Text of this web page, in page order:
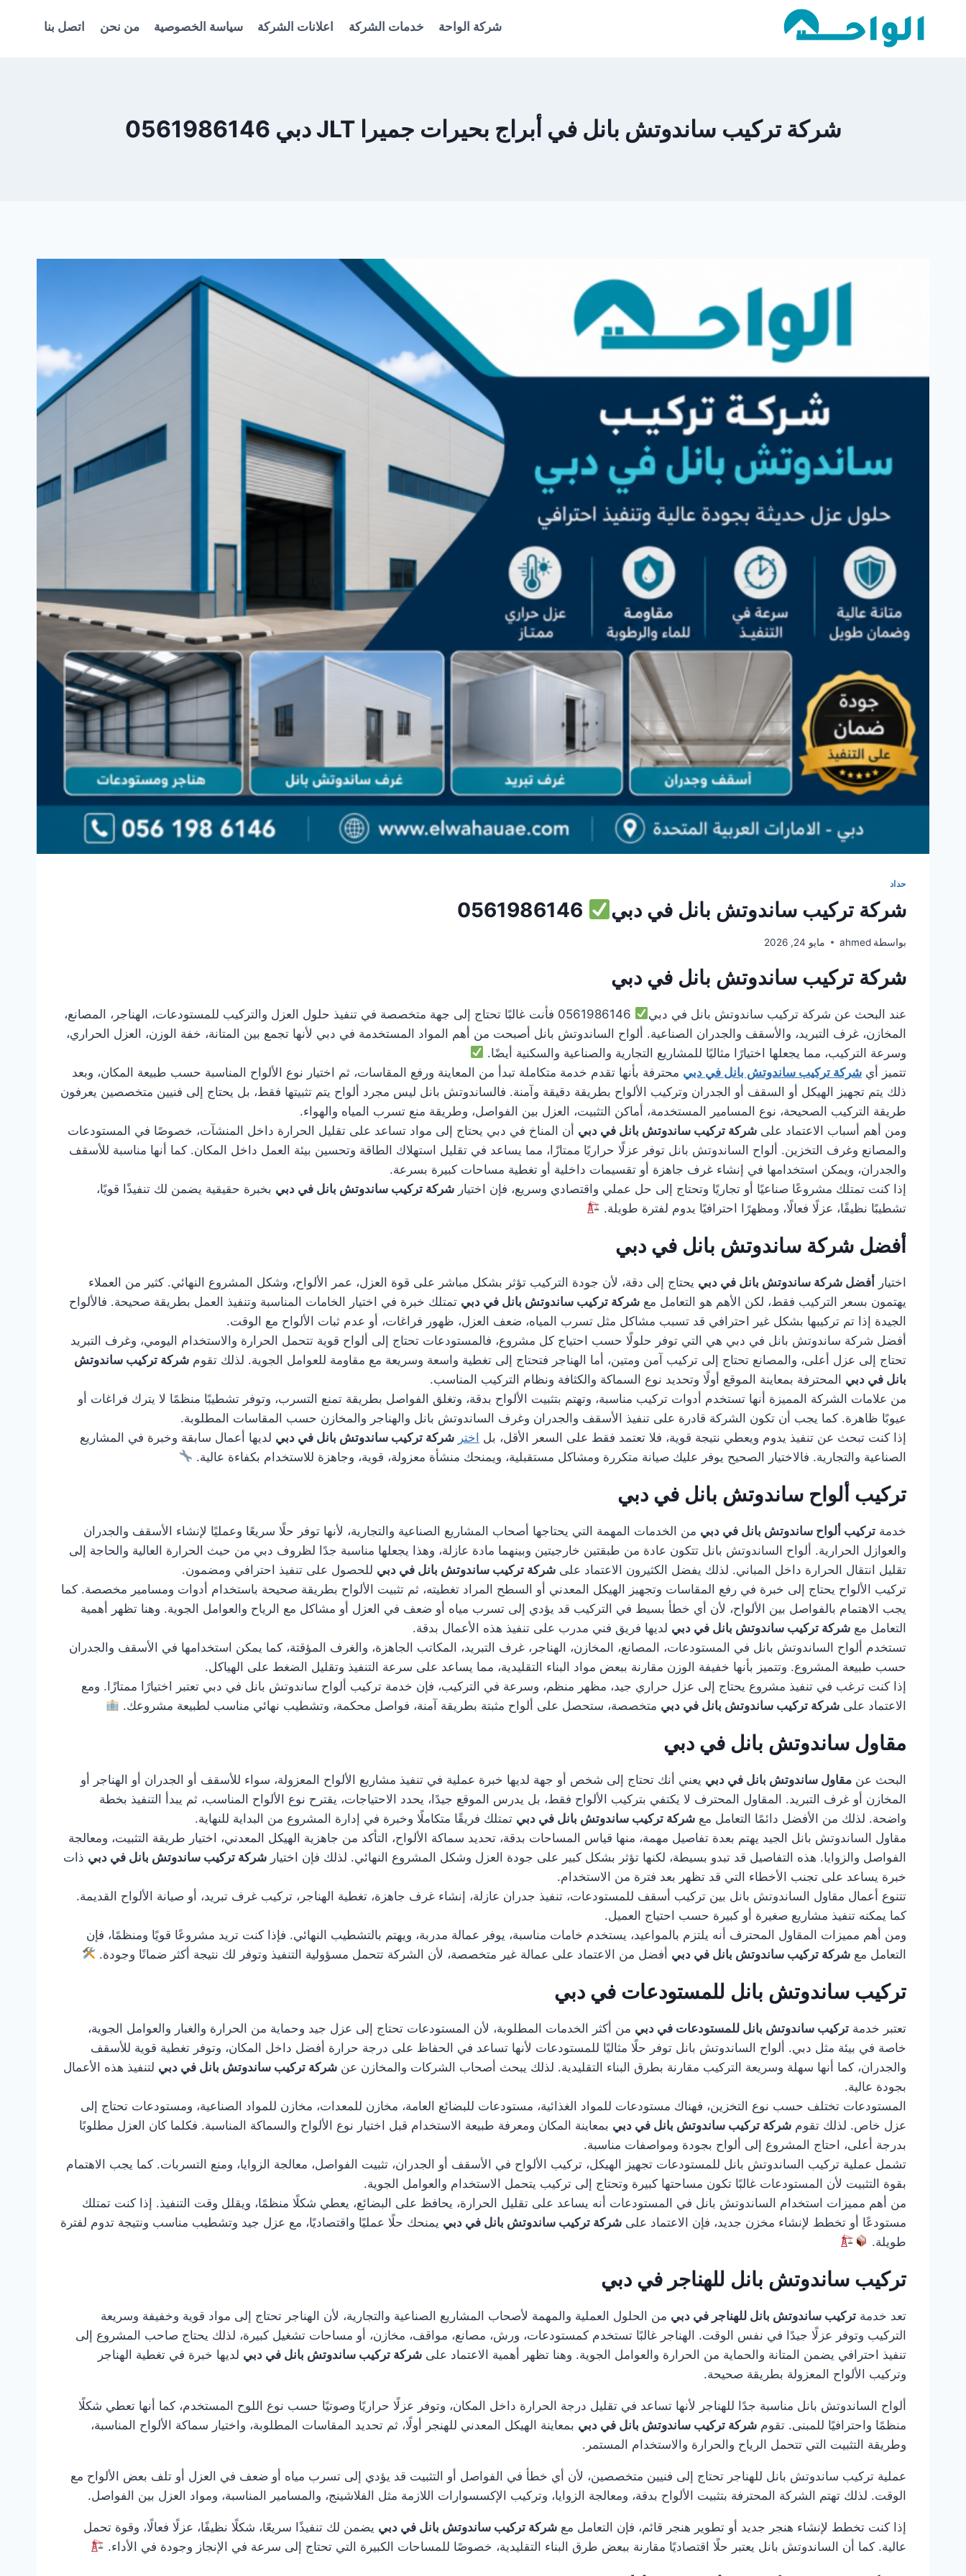
شركة الواحة خدمات الشركة اعلانات الشركة سياسة الخصوصية من نحن اتصل بنا
شركة تركيب ساندوتش بانل في أبراج بحيرات جميرا JLT دبي 0561986146
حداد
شركة تركيب ساندوتش بانل في دبي
بواسطة ahmed مايو 24, 2026
شركة تركيب ساندوتش بانل في دبي
عند البحث عن شركة تركيب ساندوتش بانل في دبي
0561986146 فأنت غالبًا تحتاج إلى جهة متخصصة في تنفيذ حلول العزل والتركيب للمستودعات، الهناجر، المصانع،
المخازن، غرف التبريد، والأسقف والجدران الصناعية. ألواح الساندوتش بانل أصبحت من أهم المواد المستخدمة في دبي لأنها تجمع بين المتانة، خفة الوزن، العزل الحراري،
وسرعة التركيب، مما يجعلها اختيارًا مثاليًا للمشاريع التجارية والصناعية والسكنية أيضًا.
تتميز أي شركة تركيب ساندوتش بانل في دبي محترفة بأنها تقدم خدمة متكاملة تبدأ من المعاينة ورفع المقاسات، ثم اختيار نوع الألواح المناسبة حسب طبيعة المكان، وبعد
ذلك يتم تجهيز الهيكل أو السقف أو الجدران وتركيب الألواح بطريقة دقيقة وآمنة. فالساندوتش بانل ليس مجرد ألواح يتم تثبيتها فقط، بل يحتاج إلى فنيين متخصصين يعرفون
طريقة التركيب الصحيحة، نوع المسامير المستخدمة، أماكن التثبيت، العزل بين الفواصل، وطريقة منع تسرب المياه والهواء.
ومن أهم أسباب الاعتماد على شركة تركيب ساندوتش بانل في دبي أن المناخ في دبي يحتاج إلى مواد تساعد على تقليل الحرارة داخل المنشآت، خصوصًا في المستودعات
والمصانع وغرف التخزين. ألواح الساندوتش بانل توفر عزلًا حراريًا ممتازًا، مما يساعد في تقليل استهلاك الطاقة وتحسين بيئة العمل داخل المكان. كما أنها مناسبة للأسقف
والجدران، ويمكن استخدامها في إنشاء غرف جاهزة أو تقسيمات داخلية أو تغطية مساحات كبيرة بسرعة.
إذا كنت تمتلك مشروعًا صناعيًا أو تجاريًا وتحتاج إلى حل عملي واقتصادي وسريع، فإن اختيار شركة تركيب ساندوتش بانل في دبي بخبرة حقيقية يضمن لك تنفيذًا قويًا،
تشطيبًا نظيفًا، عزلًا فعالًا، ومظهرًا احترافيًا يدوم لفترة طويلة.
أفضل شركة ساندوتش بانل في دبي
اختيار أفضل شركة ساندوتش بانل في دبي يحتاج إلى دقة، لأن جودة التركيب تؤثر بشكل مباشر على قوة العزل، عمر الألواح، وشكل المشروع النهائي. كثير من العملاء
يهتمون بسعر التركيب فقط، لكن الأهم هو التعامل مع شركة تركيب ساندوتش بانل في دبي تمتلك خبرة في اختيار الخامات المناسبة وتنفيذ العمل بطريقة صحيحة. فالألواح
الجيدة إذا تم تركيبها بشكل غير احترافي قد تسبب مشاكل مثل تسرب المياه، ضعف العزل، ظهور فراغات، أو عدم ثبات الألواح مع الوقت.
أفضل شركة ساندوتش بانل في دبي هي التي توفر حلولًا حسب احتياج كل مشروع، فالمستودعات تحتاج إلى ألواح قوية تتحمل الحرارة والاستخدام اليومي، وغرف التبريد
تحتاج إلى عزل أعلى، والمصانع تحتاج إلى تركيب آمن ومتين، أما الهناجر فتحتاج إلى تغطية واسعة وسريعة مع مقاومة للعوامل الجوية. لذلك تقوم شركة تركيب ساندوتش
بانل في دبي المحترفة بمعاينة الموقع أولًا وتحديد نوع السماكة والكثافة ونظام التركيب المناسب.
من علامات الشركة المميزة أنها تستخدم أدوات تركيب مناسبة، وتهتم بتثبيت الألواح بدقة، وتغلق الفواصل بطريقة تمنع التسرب، وتوفر تشطيبًا منظمًا لا يترك فراغات أو
عيوبًا ظاهرة. كما يجب أن تكون الشركة قادرة على تنفيذ الأسقف والجدران وغرف الساندوتش بانل والهناجر والمخازن حسب المقاسات المطلوبة.
إذا كنت تبحث عن تنفيذ يدوم ويعطي نتيجة قوية، فلا تعتمد فقط على السعر الأقل، بل اختر شركة تركيب ساندوتش بانل في دبي لديها أعمال سابقة وخبرة في المشاريع
الصناعية والتجارية. فالاختيار الصحيح يوفر عليك صيانة متكررة ومشاكل مستقبلية، ويمنحك منشأة معزولة، قوية، وجاهزة للاستخدام بكفاءة عالية.
تركيب ألواح ساندوتش بانل في دبي
خدمة تركيب ألواح ساندوتش بانل في دبي من الخدمات المهمة التي يحتاجها أصحاب المشاريع الصناعية والتجارية، لأنها توفر حلًا سريعًا وعمليًا لإنشاء الأسقف والجدران
والعوازل الحرارية. ألواح الساندوتش بانل تتكون عادة من طبقتين خارجيتين وبينهما مادة عازلة، وهذا يجعلها مناسبة جدًا لظروف دبي من حيث الحرارة العالية والحاجة إلى
تقليل انتقال الحرارة داخل المباني. لذلك يفضل الكثيرون الاعتماد على شركة تركيب ساندوتش بانل في دبي للحصول على تنفيذ احترافي ومضمون.
تركيب الألواح يحتاج إلى خبرة في رفع المقاسات وتجهيز الهيكل المعدني أو السطح المراد تغطيته، ثم تثبيت الألواح بطريقة صحيحة باستخدام أدوات ومسامير مخصصة. كما
يجب الاهتمام بالفواصل بين الألواح، لأن أي خطأ بسيط في التركيب قد يؤدي إلى تسرب مياه أو ضعف في العزل أو مشاكل مع الرياح والعوامل الجوية. وهنا تظهر أهمية
التعامل مع شركة تركيب ساندوتش بانل في دبي لديها فريق فني مدرب على تنفيذ هذه الأعمال بدقة.
تستخدم ألواح الساندوتش بانل في المستودعات، المصانع، المخازن، الهناجر، غرف التبريد، المكاتب الجاهزة، والغرف المؤقتة، كما يمكن استخدامها في الأسقف والجدران
حسب طبيعة المشروع. وتتميز بأنها خفيفة الوزن مقارنة ببعض مواد البناء التقليدية، مما يساعد على سرعة التنفيذ وتقليل الضغط على الهياكل.
إذا كنت ترغب في تنفيذ مشروع يحتاج إلى عزل حراري جيد، مظهر منظم، وسرعة في التركيب، فإن خدمة تركيب ألواح ساندوتش بانل في دبي تعتبر اختيارًا ممتازًا. ومع
الاعتماد على شركة تركيب ساندوتش بانل في دبي متخصصة، ستحصل على ألواح مثبتة بطريقة آمنة، فواصل محكمة، وتشطيب نهائي مناسب لطبيعة مشروعك.
مقاول ساندوتش بانل في دبي
البحث عن مقاول ساندوتش بانل في دبي يعني أنك تحتاج إلى شخص أو جهة لديها خبرة عملية في تنفيذ مشاريع الألواح المعزولة، سواء للأسقف أو الجدران أو الهناجر أو
المخازن أو غرف التبريد. المقاول المحترف لا يكتفي بتركيب الألواح فقط، بل يدرس الموقع جيدًا، يحدد الاحتياجات، يقترح نوع الألواح المناسب، ثم يبدأ التنفيذ بخطة
واضحة. لذلك من الأفضل دائمًا التعامل مع شركة تركيب ساندوتش بانل في دبي تمتلك فريقًا متكاملًا وخبرة في إدارة المشروع من البداية للنهاية.
مقاول الساندوتش بانل الجيد يهتم بعدة تفاصيل مهمة، منها قياس المساحات بدقة، تحديد سماكة الألواح، التأكد من جاهزية الهيكل المعدني، اختيار طريقة التثبيت، ومعالجة
الفواصل والزوايا. هذه التفاصيل قد تبدو بسيطة، لكنها تؤثر بشكل كبير على جودة العزل وشكل المشروع النهائي. لذلك فإن اختيار شركة تركيب ساندوتش بانل في دبي ذات
خبرة يساعد على تجنب الأخطاء التي قد تظهر بعد فترة من الاستخدام.
تتنوع أعمال مقاول الساندوتش بانل بين تركيب أسقف للمستودعات، تنفيذ جدران عازلة، إنشاء غرف جاهزة، تغطية الهناجر، تركيب غرف تبريد، أو صيانة الألواح القديمة.
كما يمكنه تنفيذ مشاريع صغيرة أو كبيرة حسب احتياج العميل.
ومن أهم مميزات المقاول المحترف أنه يلتزم بالمواعيد، يستخدم خامات مناسبة، يوفر عمالة مدربة، ويهتم بالتشطيب النهائي. فإذا كنت تريد مشروعًا قويًا ومنظمًا، فإن
التعامل مع شركة تركيب ساندوتش بانل في دبي أفضل من الاعتماد على عمالة غير متخصصة، لأن الشركة تتحمل مسؤولية التنفيذ وتوفر لك نتيجة أكثر ضمانًا وجودة.
تركيب ساندوتش بانل للمستودعات في دبي
تعتبر خدمة تركيب ساندوتش بانل للمستودعات في دبي من أكثر الخدمات المطلوبة، لأن المستودعات تحتاج إلى عزل جيد وحماية من الحرارة والغبار والعوامل الجوية،
خاصة في بيئة مثل دبي. ألواح الساندوتش بانل توفر حلًا مثاليًا للمستودعات لأنها تساعد في الحفاظ على درجة حرارة أفضل داخل المكان، وتوفر تغطية قوية للأسقف
والجدران، كما أنها سهلة وسريعة التركيب مقارنة بطرق البناء التقليدية. لذلك يبحث أصحاب الشركات والمخازن عن شركة تركيب ساندوتش بانل في دبي لتنفيذ هذه الأعمال
بجودة عالية.
المستودعات تختلف حسب نوع التخزين، فهناك مستودعات للمواد الغذائية، مستودعات للبضائع العامة، مخازن للمعدات، مخازن للمواد الصناعية، ومستودعات تحتاج إلى
عزل خاص. لذلك تقوم شركة تركيب ساندوتش بانل في دبي بمعاينة المكان ومعرفة طبيعة الاستخدام قبل اختيار نوع الألواح والسماكة المناسبة. فكلما كان العزل مطلوبًا
بدرجة أعلى، احتاج المشروع إلى ألواح بجودة ومواصفات مناسبة.
تشمل عملية تركيب الساندوتش بانل للمستودعات تجهيز الهيكل، تركيب الألواح في الأسقف أو الجدران، تثبيت الفواصل، معالجة الزوايا، ومنع التسربات. كما يجب الاهتمام
بقوة التثبيت لأن المستودعات غالبًا تكون مساحتها كبيرة وتحتاج إلى تركيب يتحمل الاستخدام والعوامل الجوية.
من أهم مميزات استخدام الساندوتش بانل في المستودعات أنه يساعد على تقليل الحرارة، يحافظ على البضائع، يعطي شكلًا منظمًا، ويقلل وقت التنفيذ. إذا كنت تمتلك
مستودعًا أو تخطط لإنشاء مخزن جديد، فإن الاعتماد على شركة تركيب ساندوتش بانل في دبي يمنحك حلًا عمليًا واقتصاديًا، مع عزل جيد وتشطيب مناسب ونتيجة تدوم لفترة
طويلة.
تركيب ساندوتش بانل للهناجر في دبي
تعد خدمة تركيب ساندوتش بانل للهناجر في دبي من الحلول العملية والمهمة لأصحاب المشاريع الصناعية والتجارية، لأن الهناجر تحتاج إلى مواد قوية وخفيفة وسريعة
التركيب وتوفر عزلًا جيدًا في نفس الوقت. الهناجر غالبًا تستخدم كمستودعات، ورش، مصانع، مواقف، مخازن، أو مساحات تشغيل كبيرة، لذلك يحتاج صاحب المشروع إلى
تنفيذ احترافي يضمن المتانة والحماية من الحرارة والعوامل الجوية. وهنا تظهر أهمية الاعتماد على شركة تركيب ساندوتش بانل في دبي لديها خبرة في تغطية الهناجر
وتركيب الألواح المعزولة بطريقة صحيحة.
ألواح الساندوتش بانل مناسبة جدًا للهناجر لأنها تساعد في تقليل درجة الحرارة داخل المكان، وتوفر عزلًا حراريًا وصوتيًا حسب نوع اللوح المستخدم، كما أنها تعطي شكلًا
منظمًا واحترافيًا للمبنى. تقوم شركة تركيب ساندوتش بانل في دبي بمعاينة الهيكل المعدني للهنجر أولًا، ثم تحديد المقاسات المطلوبة، واختيار سماكة الألواح المناسبة،
وطريقة التثبيت التي تتحمل الرياح والحرارة والاستخدام المستمر.
عملية تركيب ساندوتش بانل للهناجر تحتاج إلى فنيين متخصصين، لأن أي خطأ في الفواصل أو التثبيت قد يؤدي إلى تسرب مياه أو ضعف في العزل أو تلف بعض الألواح مع
الوقت. لذلك تهتم الشركة المحترفة بتثبيت الألواح بدقة، ومعالجة الزوايا، وتركيب الإكسسوارات اللازمة مثل الفلاشينج، والمسامير المناسبة، ومواد العزل بين الفواصل.
إذا كنت تخطط لإنشاء هنجر جديد أو تطوير هنجر قائم، فإن التعامل مع شركة تركيب ساندوتش بانل في دبي يضمن لك تنفيذًا سريعًا، شكلًا نظيفًا، عزلًا فعالًا، وقوة تحمل
عالية. كما أن الساندوتش بانل يعتبر حلًا اقتصاديًا مقارنة ببعض طرق البناء التقليدية، خصوصًا للمساحات الكبيرة التي تحتاج إلى سرعة في الإنجاز وجودة في الأداء.